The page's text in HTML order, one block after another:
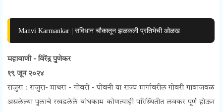
Manvi Karmankar | संविधान चौकातून झळकली प्रतिभेची ओळख
महावाणी - विरेंद्र पुणेकर
१९ जून २०२४
राजुरा : राजुरा- माथरा - गोवरी - पोवनी या राज्य मार्गावरील गोवरी गावाजवळ
असलेल्या पुलाचे रखडलेले बांधकाम कोणत्याही परिस्थितीत लवकर पूर्ण होऊन